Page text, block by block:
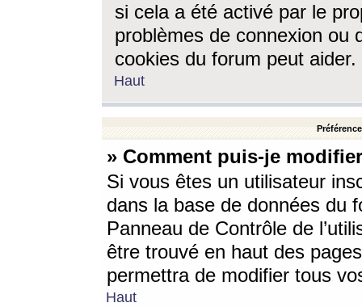
si cela a été activé par le
problèmes de connexion ou
cookies du forum peut aider.
Haut
» Comment puis-je
Si vous êtes un utilisateur
dans la base de données du
Panneau de Contrôle de
être trouvé en haut des
permettra de modifier tous
Haut